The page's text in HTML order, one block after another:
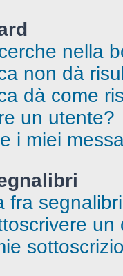
nella
non dà
dà come
un utente?
i miei
fra